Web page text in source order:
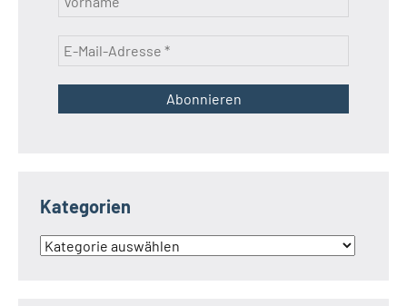
Kategorien
Kategorien